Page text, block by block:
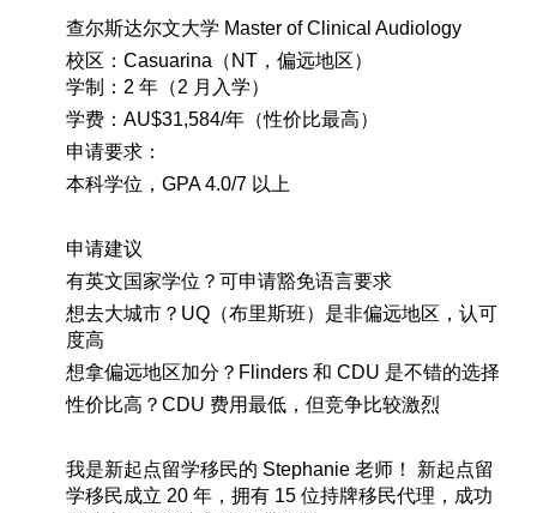
查尔斯达尔文大学 Master of Clinical Audiology
校区： Casuarina （ NT ，偏远地区）
学制： 2 年（2 月入学）
学费： AU$31,584/年（性价比最高）
申请要求：
本科学位， GPA 4.0/7 以上
申请建议
有英文国家学位？可申请豁免语言要求
想去大城市？ UQ （布里斯班）是非偏远地区，认可
度高
想拿偏远地区加分？ Flinders 和 CDU 是不错的选择
性价比高？ CDU 费用最低，但竞争比较激烈
​我是新起点留学移民的 Stephanie 老师！
新起点留
学移民成立 20 年，拥有 15 位持牌移民代理，成功